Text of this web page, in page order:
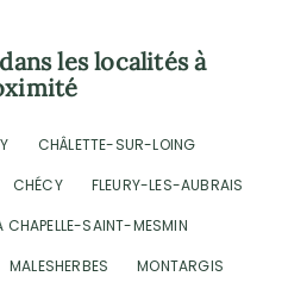
les localités à
CHÂLETTE-SUR-LOING
CHÉCY
FLEURY-LES-AUBRAIS
CHAPELLE-SAINT-MESMIN
MALESHERBES
MONTARGIS